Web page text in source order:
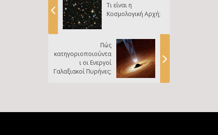
Τι είναι η
Κοσμολογική Αρχή;
Πώς
κατηγοριοποιούντα
ι οι Ενεργοί
Γαλαξιακοί Πυρήνες;